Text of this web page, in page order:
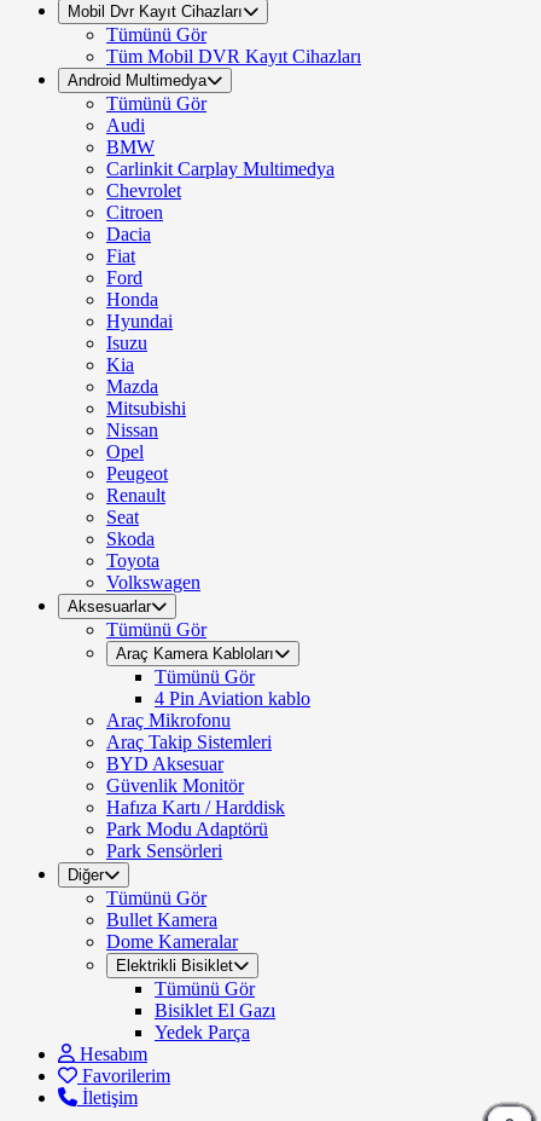
Mobil Dvr Kayıt Cihazları
Tümünü Gör
Tüm Mobil DVR Kayıt Cihazları
Android Multimedya
Tümünü Gör
Audi
BMW
Carlinkit Carplay Multimedya
Chevrolet
Citroen
Dacia
Fiat
Ford
Honda
Hyundai
Isuzu
Kia
Mazda
Mitsubishi
Nissan
Opel
Peugeot
Renault
Seat
Skoda
Toyota
Volkswagen
Aksesuarlar
Tümünü Gör
Araç Kamera Kabloları
Tümünü Gör
4 Pin Aviation kablo
Araç Mikrofonu
Araç Takip Sistemleri
BYD Aksesuar
Güvenlik Monitör
Hafıza Kartı / Harddisk
Park Modu Adaptörü
Park Sensörleri
Diğer
Tümünü Gör
Bullet Kamera
Dome Kameralar
Elektrikli Bisiklet
Tümünü Gör
Bisiklet El Gazı
Yedek Parça
Hesabım
Favorilerim
İletişim